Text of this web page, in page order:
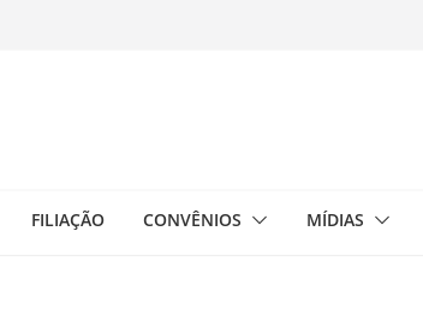
FILIAÇÃO CONVÊNIOS MÍDIAS